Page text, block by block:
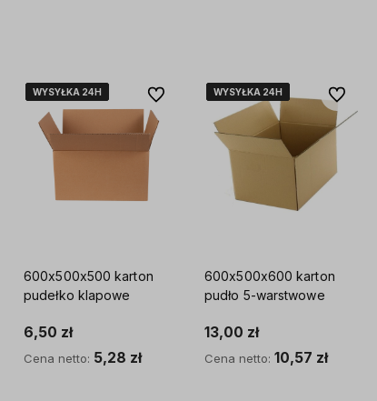
WYSYŁKA 24H
WYSYŁKA 24H
WYSYŁKA 24H
WYSYŁKA 24H
WYSYŁKA 24H
600x500x500 karton
pudełko klapowe
6,50 zł
Cena netto: 5,28 zł
Do ulubionychWYSYŁKA 24H
WYSYŁKA 24H
WYSYŁKA 24H
WYSYŁKA 24H
WYSYŁKA 24H
600x500x600 karton
pudło 5-warstwowe
13,00 zł
Cena netto: 10,57 zł
Do